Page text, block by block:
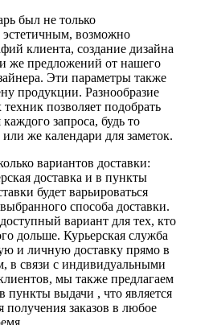
был не только
возможно
клиента, создание дизайна
же предложений от нашего
Эти параметры также
продукции. Разнообразие
позволяет подобрать
запроса, будь то
же календари для заметок.
вариантов доставки:
доставка и в пункты
будет варьироваться
способа доставки.
вариант для тех, кто
дольше. Курьерская служба
и личную доставку прямо в
в связи с индивидуальными
мы также предлагаем
пункты выдачи , что является
заказов в любое